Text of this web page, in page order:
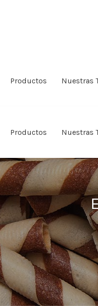
Productos Nuestras
Productos Nuestras